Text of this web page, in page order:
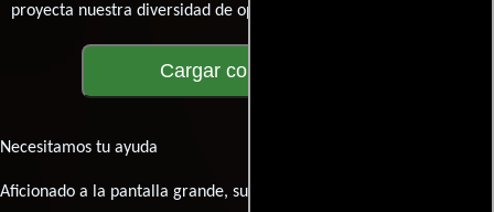
proyecta nuestra diversidad de opiniones!
Cargar comentarios
Necesitamos tu ayuda
Aficionado a la pantalla grande, su participación es clave para hacer